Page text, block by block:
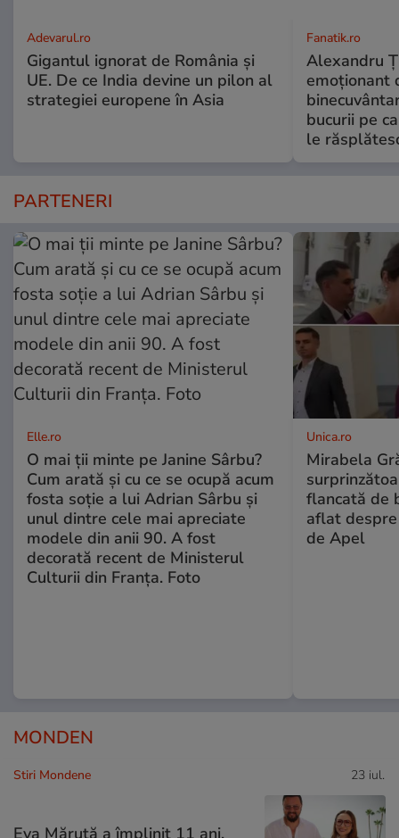
Adevarul.ro
Gigantul ignorat de România și
UE. De ce India devine un pilon al
strategiei europene în Asia
Fanatik.ro
Alexandru
emoționant
bucurii pe
le
PARTENERI
Elle.ro
O mai ții minte pe Janine Sârbu?
Cum arată și cu ce se ocupă acum
fosta soție a lui Adrian Sârbu și
unul dintre cele mai apreciate
modele din anii 90. A fost
decorată recent de Ministerul
Culturii din Franța. Foto
Unica.ro
Mirabela
flancată de
aflat
de Apel
MONDEN
Stiri Mondene 23 iul.
Eva Măruță a împlinit 11 ani.